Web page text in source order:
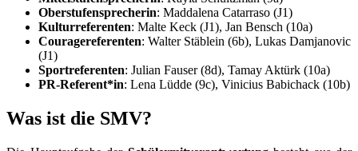
Oberstufensprecherin: Maddalena Catarraso (J1)
Kulturreferenten: Malte Keck (J1), Jan Bensch (10a)
Couragereferenten: Walter Stäblein (6b), Lukas Damjanovic
(J1)
Sportreferenten: Julian Fauser (8d), Tamay Aktürk (10a)
PR-Referent*in: Lena Lüdde (9c), Vinicius Babichack (10b)
Was ist die SMV?